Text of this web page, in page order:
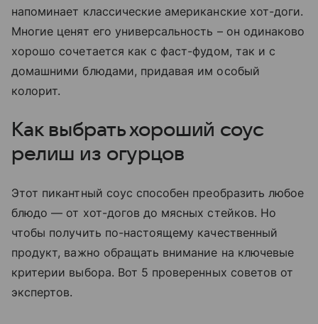
напоминает классические американские хот-доги.
Многие ценят его универсальность – он одинаково
хорошо сочетается как с фаст-фудом, так и с
домашними блюдами, придавая им особый
колорит.
Как выбрать хороший соус
релиш из огурцов
Этот пикантный соус способен преобразить любое
блюдо — от хот-догов до мясных стейков. Но
чтобы получить по-настоящему качественный
продукт, важно обращать внимание на ключевые
критерии выбора. Вот 5 проверенных советов от
экспертов.